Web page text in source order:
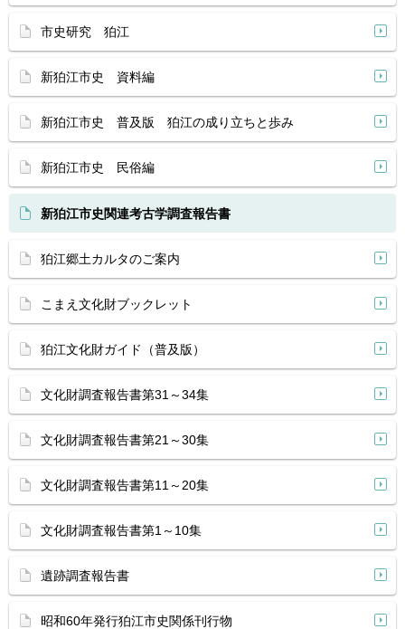
市史研究 狛江
新狛江市史 資料編
新狛江市史 普及版 狛江の成り立ちと歩み
新狛江市史 民俗編
新狛江市史関連考古学調査報告書
狛江郷土カルタのご案内
こまえ文化財ブックレット
狛江文化財ガイド（普及版）
文化財調査報告書第31～34集
文化財調査報告書第21～30集
文化財調査報告書第11～20集
文化財調査報告書第1～10集
遺跡調査報告書
昭和60年発行狛江市史関係刊行物